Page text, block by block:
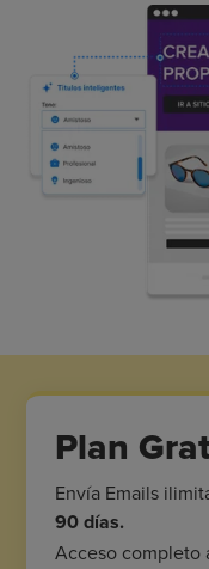
Plan
Envía Emails
90 días.
Acceso completo